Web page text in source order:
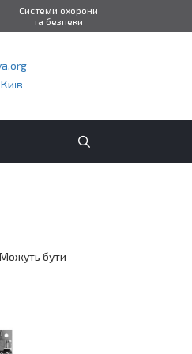
Можуть бути
Системи охорони
та безпеки